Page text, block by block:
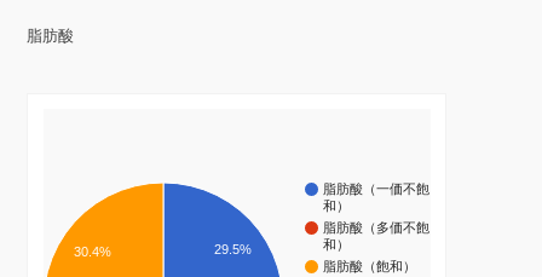
脂肪酸
脂肪酸（一価不飽
和）
脂肪酸（多価不飽
和）
脂肪酸（飽和）
29.5%
30.4%